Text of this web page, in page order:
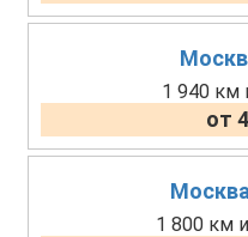
1 940 км
от
1 800 км